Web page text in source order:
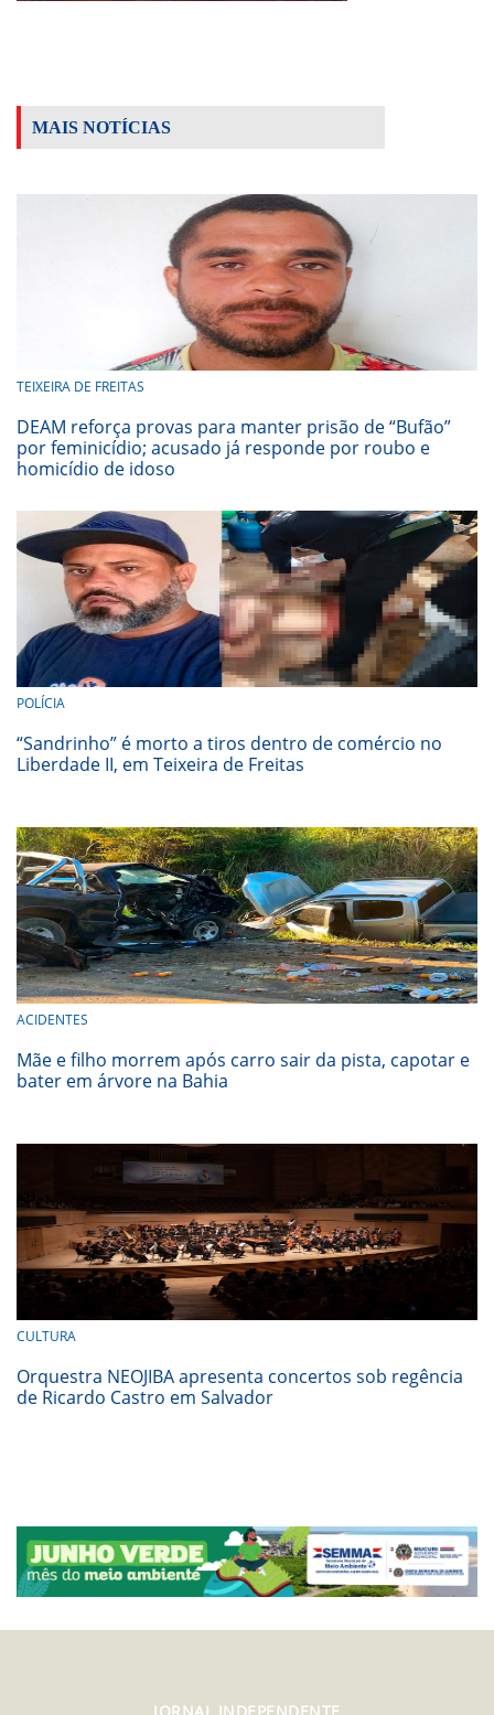
MAIS NOTÍCIAS
TEIXEIRA DE FREITAS
DEAM reforça provas para manter prisão de “Bufão”
por feminicídio; acusado já responde por roubo e
homicídio de idoso
POLÍCIA
“Sandrinho” é morto a tiros dentro de comércio no
Liberdade II, em Teixeira de Freitas
ACIDENTES
Mãe e filho morrem após carro sair da pista, capotar e
bater em árvore na Bahia
CULTURA
Orquestra NEOJIBA apresenta concertos sob regência
de Ricardo Castro em Salvador